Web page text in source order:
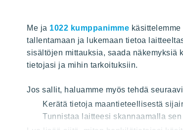
Me ja 1022 kumppanimme
tallentamaan ja lukemaan tietoa
sisältöjen mittauksia, saada näkemyksiä
tietojasi ja mihin tarkoituksiin.
Jos sallit, haluamme myös tehdä
Kerätä tietoja maantieteellisestä
Tunnistaa laitteesi skannaamalla
Hyvin rakennettu huominen
HAKU